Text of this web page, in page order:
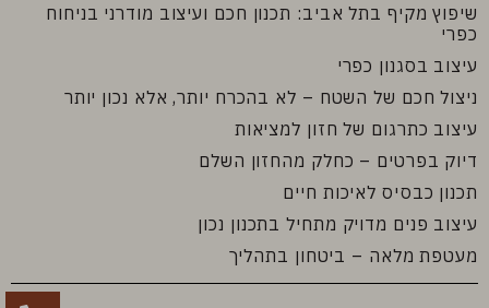
שיפוץ מקיף בתל אביב: תכנון חכם ועיצוב מודרני בניחוח
כפרי
עיצוב בסגנון כפרי
ניצול חכם של השטח – לא בהכרח יותר, אלא נכון יותר
עיצוב כתרגום של חזון למציאות
דיוק בפרטים – כחלק מהחזון השלם
תכנון כבסיס לאיכות חיים
עיצוב פנים מדויק מתחיל בתכנון נכון
מעטפת מלאה – ביטחון בתהליך